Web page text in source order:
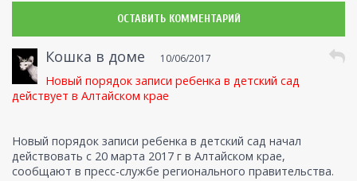
ОСТАВИТЬ КОММЕНТАРИЙ
Кошка в доме 10/06/2017
Новый порядок записи ребенка в детский сад
действует в Алтайском крае
Новый порядок записи ребенка в детский сад начал
действовать с 20 марта 2017 г в Алтайском крае,
сообщают в пресс-службе регионального правительства.